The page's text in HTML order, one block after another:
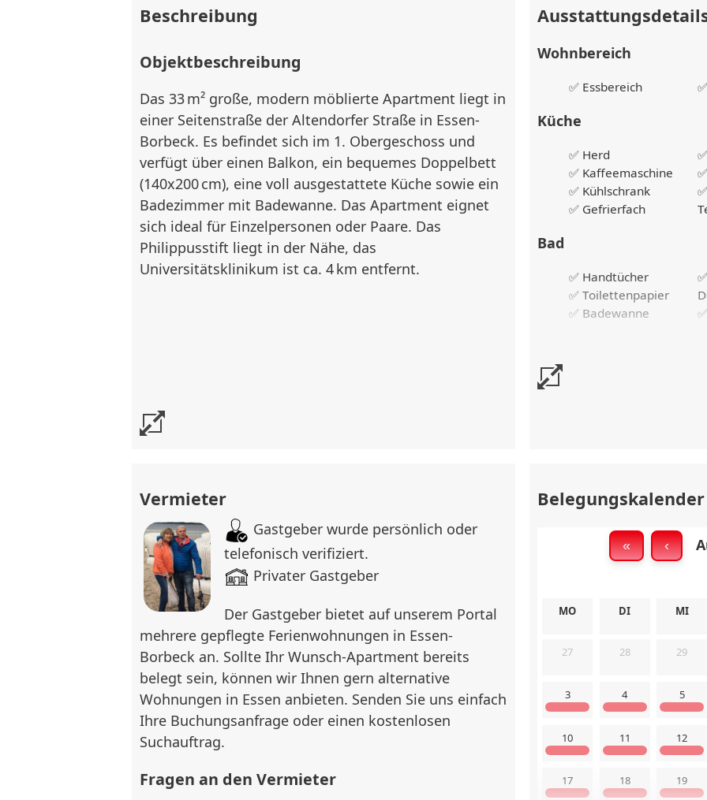
Beschreibung
Objektbeschreibung
Das 33 m² große, modern möblierte Apartment liegt in
einer Seitenstraße der Altendorfer Straße in Essen-
Borbeck. Es befindet sich im 1. Obergeschoss und
verfügt über einen Balkon, ein bequemes Doppelbett
(140x200 cm), eine voll ausgestattete Küche sowie ein
Badezimmer mit Badewanne. Das Apartment eignet
sich ideal für Einzelpersonen oder Paare. Das
Philippusstift liegt in der Nähe, das
Universitätsklinikum ist ca. 4 km entfernt.
Ausstattung
Wohn-/Schlafbereich:
Stühlen, Flachbild-TV, Radio, Zugang zum Balkon,
Küche:
Moderne Edelstahl-Küchenzeile mit 2-Platten-
Ceranfeld, Kühlschrank, Spüle, Geschirr, Besteck,
Kochutensilien, Click-Vinyl-Boden (neueste
Generation)
Bad:
Hell gefliestes Bad mit Badewanne, Duschmöglichkeit,
WC, Waschbecken, Spiegelschrank
Weitere Ausstattung:
Wohnbereich
✅ Essbereich
Küche
✅ Herd
✅ Kaffeemaschine
✅ Kühlschrank
✅ Gefrierfach
Bad
✅ Handtücher
✅ Toilettenpapier
✅ Badewanne
✅
Außenbereich
✅ Terrasse / Balkon
✅ Waschmaschine
Vermieter
Gastgeber wurde persönlich oder
telefonisch verifiziert.
Privater Gastgeber
Der Gastgeber bietet auf unserem Portal
mehrere gepflegte Ferienwohnungen in Essen-
Borbeck an. Sollte Ihr Wunsch-Apartment bereits
belegt sein, können wir Ihnen gern alternative
Wohnungen in Essen anbieten. Senden Sie uns einfach
Ihre Buchungsanfrage oder einen kostenlosen
Suchauftrag.
Fragen an den Vermieter
Belegungskalender
« ‹
MO DI MI
27 28 29
3 4 5
10 11 12
17 18 19